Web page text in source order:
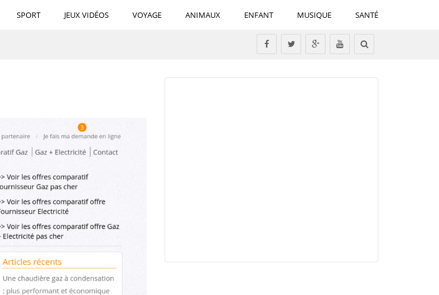
SPORT JEUX VIDÉOS VOYAGE ANIMAUX ENFANT MUSIQUE SANTÉ